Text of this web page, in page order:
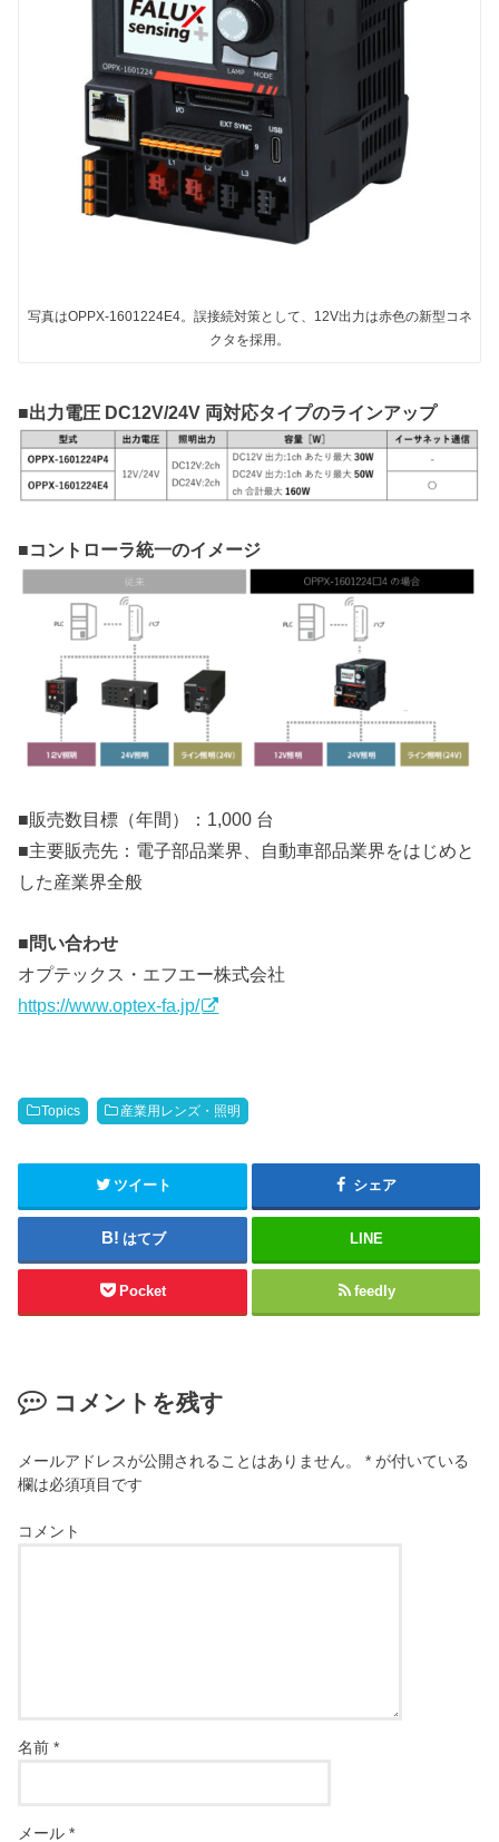
写真はOPPX-1601224E4。誤接続対策として、12V出力は赤色の新型コネ
クタを採用。
■出力電圧 DC12V/24V 両対応タイプのラインアップ
■コントローラ統一のイメージ
■販売数目標（年間）：1,000 台
■主要販売先：電子部品業界、自動車部品業界をはじめと
した産業界全般
■問い合わせ
オプテックス・エフエー株式会社
https://www.optex-fa.jp/
Topics 産業用レンズ・照明
ツイート シェア
はてブ LINE
Pocket feedly
コメントを残す
メールアドレスが公開されることはありません。 * が付いている
欄は必須項目です
コメント
名前*
メール*